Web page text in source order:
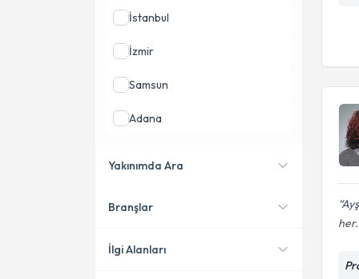
İstanbul
İzmir
Samsun
Adana
Yakınımda Ara
Konumuma yakın uzmanları
Branşlar
İlgi Alanları